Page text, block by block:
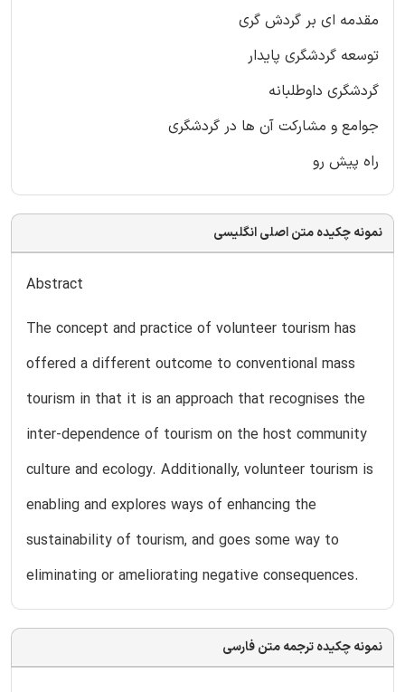
مقدمه ای بر گردش گری
توسعه گردشگری پایدار
گردشگری داوطلبانه
جوامع و مشارکت آن ها در گردشگری
راه پیش رو
نمونه چکیده متن اصلی انگلیسی
Abstract
The concept and practice of volunteer tourism has
offered a different outcome to conventional mass
tourism in that it is an approach that recognises the
inter-dependence of tourism on the host community
culture and ecology. Additionally, volunteer tourism is
enabling and explores ways of enhancing the
sustainability of tourism, and goes some way to
eliminating or ameliorating negative consequences.
نمونه چکیده ترجمه متن فارسی